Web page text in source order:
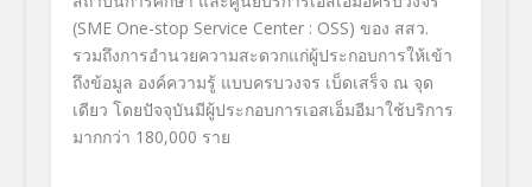
(SME One-stop Service Center : OSS) ของ สสว.
รวมถึงการอำนวยความสะดวกแก่ผู้ประกอบการให้เข้า
ถึงข้อมูล องค์ความรู้ แบบครบวงจร เบ็ดเสร็จ ณ จุด
เดียว โดยปัจจุบันมีผู้ประกอบการเอสเอ็มอีมาใช้บริการ
มากกว่า 180,000 ราย